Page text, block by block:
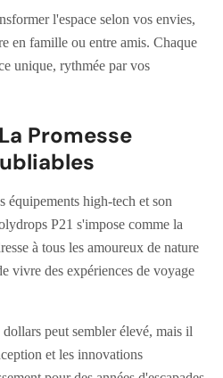
l'espace selon vos envies,
en famille ou entre amis. Chaque
unique, rythmée par vos
Promesse
équipements high-tech et son
P21 s'impose comme la
à tous les amoureux de nature
vivre des expériences de voyage
peut sembler élevé, mais il
et les innovations